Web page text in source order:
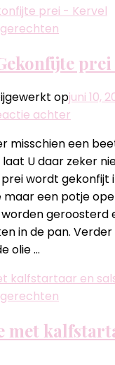
prei
opjuni 10,
achter
–
prei
–
Kervel
misschien een
laat U daar zeker
wordt gekonfijt
een potje
geroosterd
in de pan.
olie …